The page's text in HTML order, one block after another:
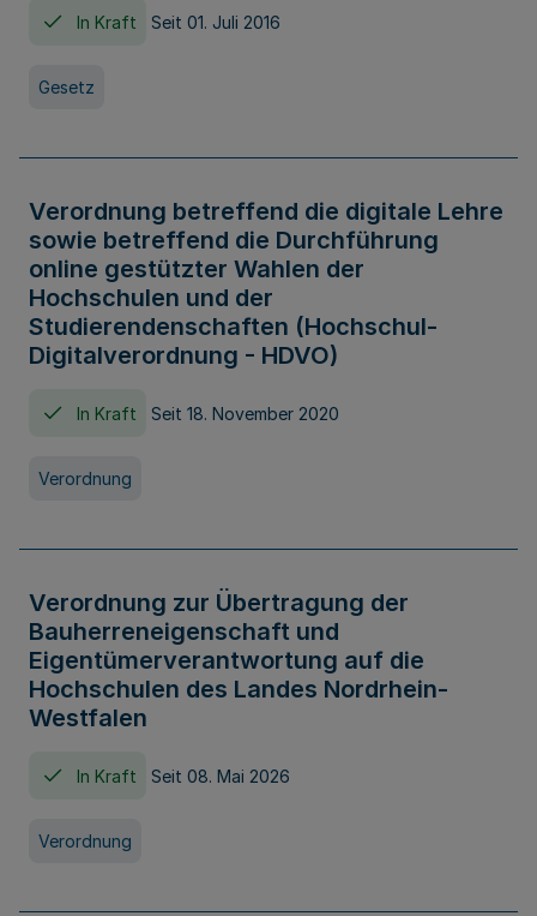
In Kraft Seit 01. Juli 2016
Gesetz
Verordnung betreffend die digitale Lehre
sowie betreffend die Durchführung
online gestützter Wahlen der
Hochschulen und der
Studierendenschaften (Hochschul-
Digitalverordnung - HDVO)
In Kraft Seit 18. November 2020
Verordnung
Verordnung zur Übertragung der
Bauherreneigenschaft und
Eigentümerverantwortung auf die
Hochschulen des Landes Nordrhein-
Westfalen
In Kraft Seit 08. Mai 2026
Verordnung